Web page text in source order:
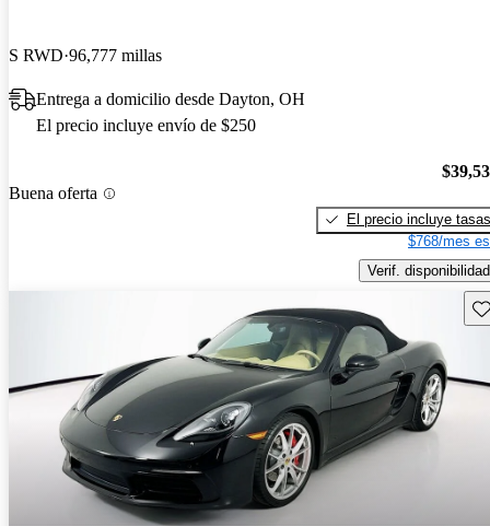
S RWD 96,777 millas
Entrega a domicilio desde Dayton, OH
El precio incluye envío de $250
Buena oferta
El precio incluye tasas
$768/mes
Verif. disponibilidad